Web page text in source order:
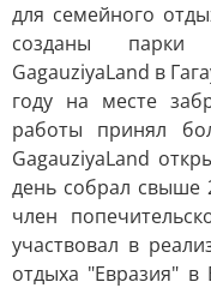
для семейного
созданы парки
GagauziyaLand в
году на месте
работы принял
GagauziyaLand
день собрал свыше
член
участвовал в
отдыха "Евразия"